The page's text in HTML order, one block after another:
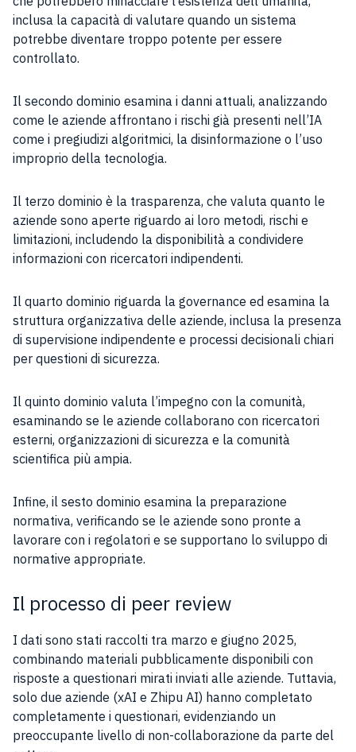
inclusa la capacità di valutare quando un sistema
potrebbe diventare troppo potente per essere
controllato.
Il secondo dominio esamina i danni attuali, analizzando
come le aziende affrontano i rischi già presenti nell’IA
come i pregiudizi algoritmici, la disinformazione o l’uso
improprio della tecnologia.
Il terzo dominio è la trasparenza, che valuta quanto le
aziende sono aperte riguardo ai loro metodi, rischi e
limitazioni, includendo la disponibilità a condividere
informazioni con ricercatori indipendenti.
Il quarto dominio riguarda la governance ed esamina la
struttura organizzativa delle aziende, inclusa la presenza
di supervisione indipendente e processi decisionali chiari
per questioni di sicurezza.
Il quinto dominio valuta l’impegno con la comunità,
esaminando se le aziende collaborano con ricercatori
esterni, organizzazioni di sicurezza e la comunità
scientifica più ampia.
Infine, il sesto dominio esamina la preparazione
normativa, verificando se le aziende sono pronte a
lavorare con i regolatori e se supportano lo sviluppo di
normative appropriate.
Il processo di peer review
I dati sono stati raccolti tra marzo e giugno 2025,
combinando materiali pubblicamente disponibili con
risposte a questionari mirati inviati alle aziende. Tuttavia,
solo due aziende (xAI e Zhipu AI) hanno completato
completamente i questionari, evidenziando un
preoccupante livello di non-collaborazione da parte del